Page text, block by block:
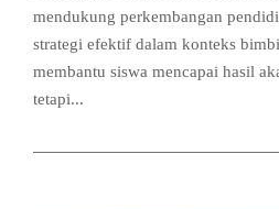
mendukung perkembangan
strategi efektif dalam konteks
membantu siswa mencapai hasil
tetapi...